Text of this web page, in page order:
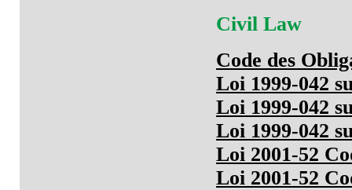
Civil Law
Code des
Loi 1999-042
Loi 1999-042
Loi 1999-042
Loi 2001-52
Loi 2001-52